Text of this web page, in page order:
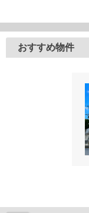
おすすめ物件